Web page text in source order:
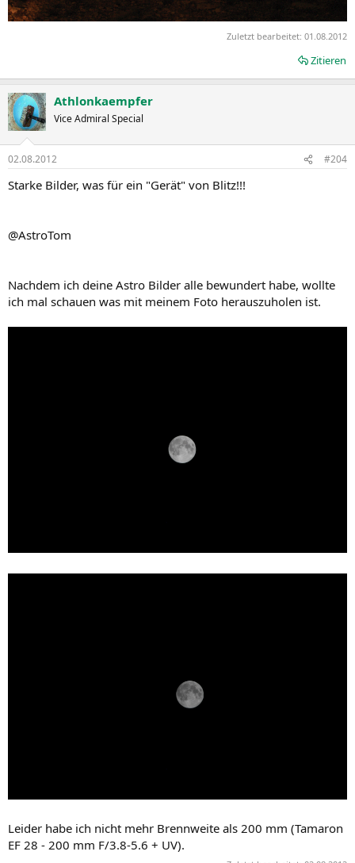
Zuletzt bearbeitet: 01.08.2012
Zitieren
Athlonkaempfer
Vice Admiral Special
02.08.2012 #204
Starke Bilder, was für ein "Gerät" von Blitz!!!
@AstroTom
Nachdem ich deine Astro Bilder alle bewundert habe, wollte
ich mal schauen was mit meinem Foto herauszuholen ist.
Leider habe ich nicht mehr Brennweite als 200 mm (Tamaron
EF 28 - 200 mm F/3.8-5.6 + UV).